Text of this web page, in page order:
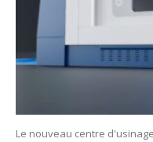
Le nouveau centre